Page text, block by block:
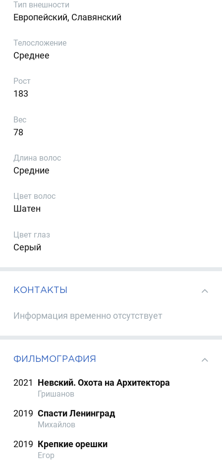
Тип внешности
Европейский, Славянский
Телосложение
Среднее
Рост
183
Вес
78
Длина волос
Средние
Цвет волос
Шатен
Цвет глаз
Серый
КОНТАКТЫ
Информация временно отсутствует
ФИЛЬМОГРАФИЯ
2021 Невский. Охота на Архитектора
Гришанов
2019 Спасти Ленинград
Михайлов
2019 Крепкие орешки
Егор